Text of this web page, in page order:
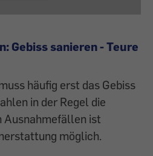
Gebiss sanieren - Teure
häufig erst das Gebiss
in der Regel die
Ausnahmefällen ist
möglich.